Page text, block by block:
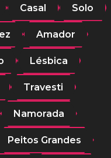
Casal Solo
Amador
Lésbica
Travesti
Namorada
Peitos Grandes